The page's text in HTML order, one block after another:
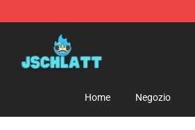
Merchandise Shop
Home Negozio